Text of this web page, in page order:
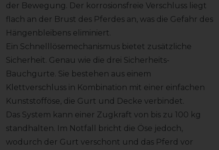
der Bewegung. Der korrosionsfreie Verschluss liegt
flach an der Brust des Pferdes an, was die Gefahr des
Hängenbleibens eliminiert.
Ein Schnelllösemechanismus bietet zusätzliche
Sicherheit. Genau wie die drei Sicherheits-
Bauchgurte. Sie bestehen aus einem
Klettverschluss in Kombination mit einer einfachen
Kunststofföse, die Gurt und Decke verbindet.
Das System kann einer Zugkraft von bis zu 100 kg
standhalten. Im Notfall bricht die Öse jedoch,
wodurch der Gurt verschont und das Pferd vor